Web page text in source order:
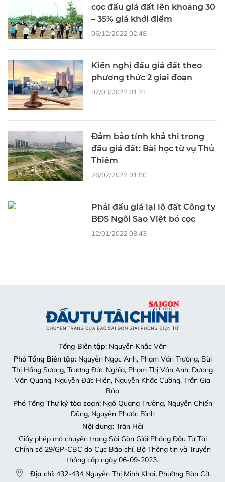
cọc đấu giá đất lên khoảng 30
– 35% giá khởi điểm
06/12/2022 02:48
Kiến nghị đấu giá đất theo
phương thức 2 giai đoạn
07/03/2022 01:21
Đảm bảo tính khả thi trong
đấu giá đất: Bài học từ vụ Thủ
Thiêm
26/02/2022 01:50
Phải đấu giá lại lô đất Công ty
BĐS Ngôi Sao Việt bỏ cọc
12/01/2022 08:43
Tổng Biên tập: Nguyễn Khắc Văn
Phó Tổng Biên tập:Nguyễn Ngọc Anh, Phạm Văn Trường, Bùi
Thị Hồng Sương, Trương Đức Nghĩa, Phạm Thị Vân Anh, Dương
Văn Quang, Nguyễn Đức Hiển, Nguyễn Khắc Cường, Trần Gia
Bảo
Phó Tổng Thư ký tòa soạn:Ngô Quang Trưởng, Nguyễn Chiến
Dũng, Nguyễn Phước Bình
Nội dung:Trần Hải
Giấy phép mở chuyên trang Sài Gòn Giải Phóng Đầu Tư Tài
Chính số 29/GP-CBC do Cục Báo chí, Bộ Thông tin và Truyền
thông cấp ngày 06-09-2023.
Địa chỉ: 432-434 Nguyễn Thị Minh Khai, Phường Bàn Cờ,